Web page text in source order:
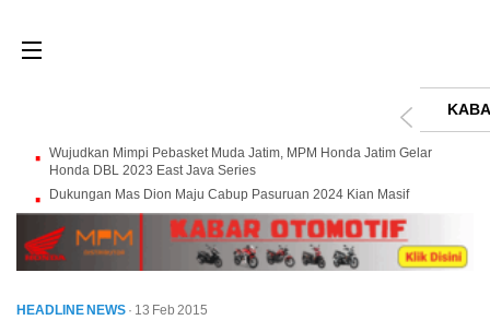
Wujudkan Mimpi Pebasket Muda Jatim, MPM Honda Jatim Gelar
Honda DBL 2023 East Java Series
Dukungan Mas Dion Maju Cabup Pasuruan 2024 Kian Masif
HEADLINE NEWS · 13 Feb 2015